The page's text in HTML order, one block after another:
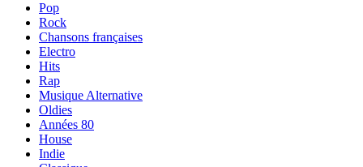
Pop
Rock
Chansons françaises
Electro
Hits
Rap
Musique Alternative
Oldies
Années 80
House
Indie